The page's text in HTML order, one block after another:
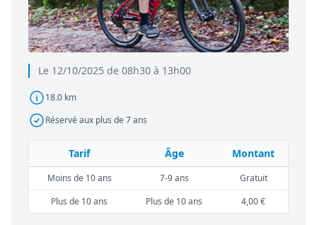
Le 12/10/2025 de 08h30 à 13h00
18.0 km
Réservé aux plus de 7 ans
Tarif Âge Montant
Moins de 10 ans 7-9 ans
Gratuit
Plus de 10 ans
Plus de 10 ans 4,00 €